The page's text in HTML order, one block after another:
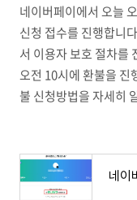
네이버페이에서 오늘
신청 접수를 진행합니
서 이용자 보호 절차를
오전 10시에 환불을 진
불 신청방법을 자세히